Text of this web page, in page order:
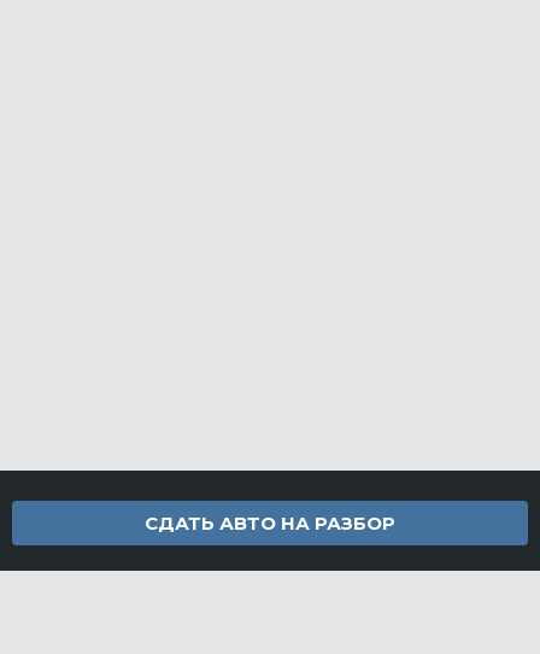
СДАТЬ АВТО НА РАЗБОР